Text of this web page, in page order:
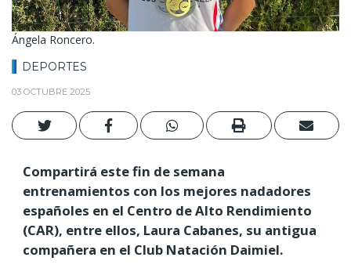
Ángela Roncero.
DEPORTES
03 OCTUBRE 2025
Compartirá este fin de semana
entrenamientos con los mejores nadadores
españoles en el Centro de Alto Rendimiento
(CAR), entre ellos, Laura Cabanes, su antigua
compañera en el Club Natación Daimiel.